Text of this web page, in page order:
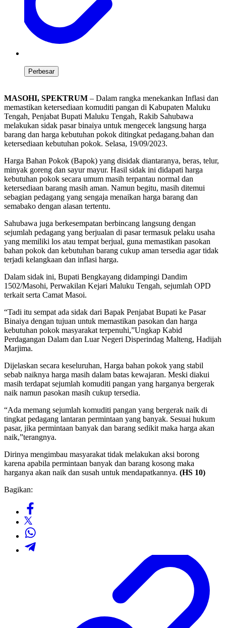
Perbesar
MASOHI, SPEKTRUM – Dalam rangka menekankan Inflasi dan
memastikan ketersediaan komuditi pangan di Kabupaten Maluku
Tengah, Penjabat Bupati Maluku Tengah, Rakib Sahubawa
melakukan sidak pasar binaiya untuk mengecek langsung harga
barang dan harga kebutuhan pokok ditingkat pedagang.bahan dan
ketersediaan kebutuhan pokok. Selasa, 19/09/2023.
Harga Bahan Pokok (Bapok) yang disidak diantaranya, beras, telur,
minyak goreng dan sayur mayur. Hasil sidak ini didapati harga
kebutuhan pokok secara umum masih terpantau normal dan
ketersediaan barang masih aman. Namun begitu, masih ditemui
sebagian pedagang yang sengaja menaikan harga barang dan
semabako dengan alasan tertentu.
Sahubawa juga berkesempatan berbincang langsung dengan
sejumlah pedagang yang berjualan di pasar termasuk pelaku usaha
yang memiliki los atau tempat berjual, guna memastikan pasokan
bahan pokok dan kebutuhan barang cukup aman tersedia agar tidak
terjadi kelangkaan dan inflasi harga.
Dalam sidak ini, Bupati Bengkayang didampingi Dandim
1502/Masohi, Perwakilan Kejari Maluku Tengah, sejumlah OPD
terkait serta Camat Masoi.
“Tadi itu sempat ada sidak dari Bapak Penjabat Bupati ke Pasar
Binaiya dengan tujuan untuk memastikan pasokan dan harga
kebutuhan pokok masyarakat terpenuhi,”Ungkap Kabid
Perdagangan Dalam dan Luar Negeri Disperindag Malteng, Hadijah
Marjima.
Dijelaskan secara keseluruhan, Harga bahan pokok yang stabil
sebab naiknya harga masih dalam batas kewajaran. Meski diakui
masih terdapat sejumlah komuditi pangan yang harganya bergerak
naik namun pasokan masih cukup tersedia.
“Ada memang sejumlah komuditi pangan yang bergerak naik di
tingkat pedagang lantaran permintaan yang banyak. Sesuai hukum
pasar, jika permintaan banyak dan barang sedikit maka harga akan
naik,”terangnya.
Dirinya mengimbau masyarakat tidak melakukan aksi borong
karena apabila permintaan banyak dan barang kosong maka
harganya akan naik dan susah untuk mendapatkannya. (HS 10)
Bagikan: